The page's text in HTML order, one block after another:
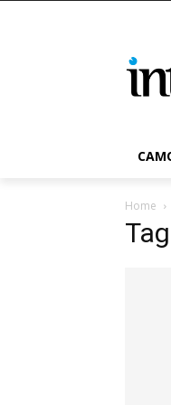
Home